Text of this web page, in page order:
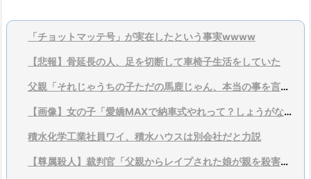
「チョットマッテ号」が実在したという事実wwww
【悲報】骨延長の人、足を切断して車椅子生活をしていた
父親「それじゃうちの子ただの馬鹿じゃん、本当の事を言ってくれ」
【画像】女の子「愛嬌MAXで納車式やれって？しょうがないなあ…」
積水化学工業社員ワイ、積水ハウスは別会社だと力説
【尊属殺人】裁判官「父親からレイプされた娘が親を殺害した事件、今の法律やと実刑は確定…せや!!」